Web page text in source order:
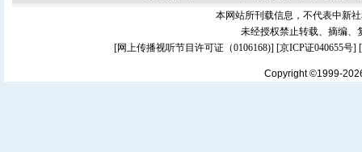
本网站所刊载信息，不代表中新
未经授权禁止转载、摘编、
[网上传播视听节目许可证（0106168)] [京ICP证040655号]
Copyright ©1999-